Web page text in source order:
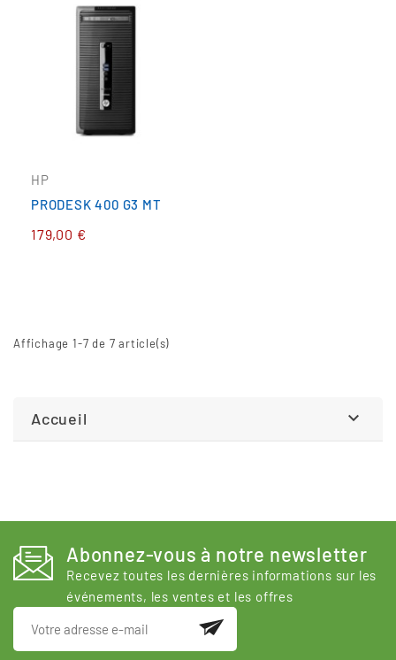
HP
PRODESK 400 G3 MT
179,00 €
Affichage 1-7 de 7 article(s)
Accueil 
Abonnez-vous à notre newsletter
Recevez toutes les dernières informations sur les
événements, les ventes et les offres